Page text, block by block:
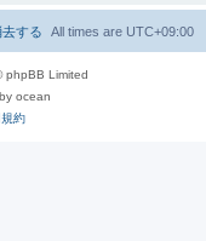
All times are UTC+09:00
する
phpBB Limited
ocean
約